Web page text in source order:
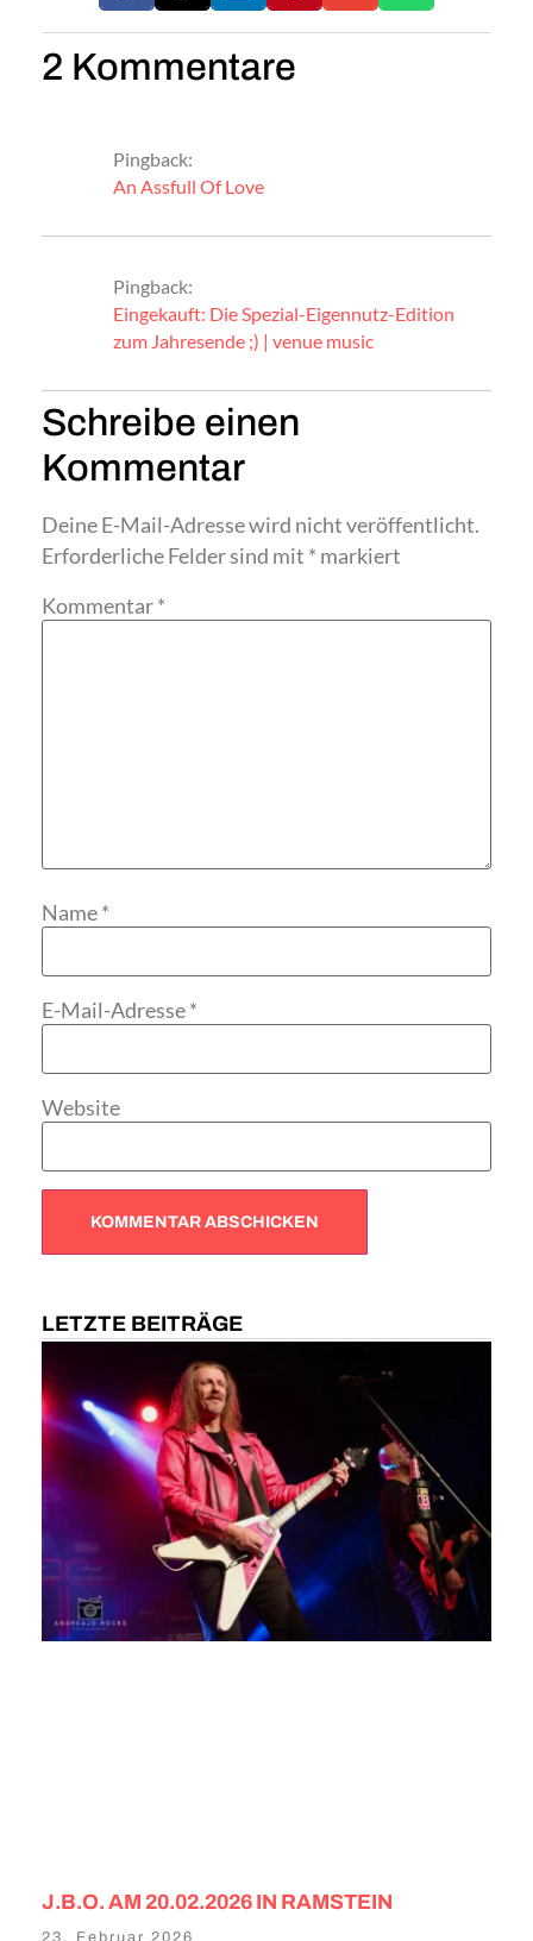
2 Kommentare
Pingback:
An Assfull Of Love
Pingback:
Eingekauft: Die Spezial-Eigennutz-Edition
zum Jahresende ;) | venue music
Schreibe einen
Kommentar
Deine E-Mail-Adresse wird nicht veröffentlicht.
Erforderliche Felder sind mit * markiert
Kommentar*
Name*
E-Mail-Adresse*
Website
LETZTE BEITRÄGE
J.B.O. AM 20.02.2026 IN RAMSTEIN
23. Februar 2026